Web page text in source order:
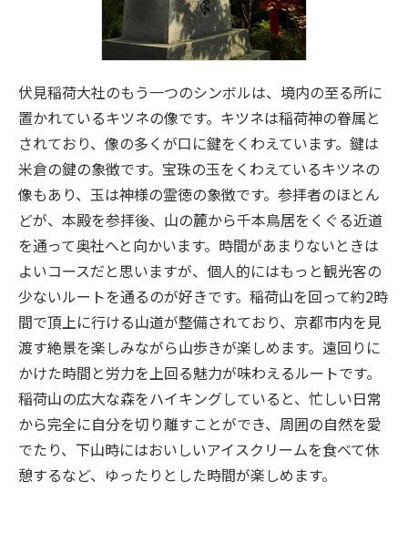
伏見稲荷大社のもう一つのシンボルは、境内の至る所に
置かれているキツネの像です。キツネは稲荷神の眷属と
されており、像の多くが口に鍵をくわえています。鍵は
米倉の鍵の象徴です。宝珠の玉をくわえているキツネの
像もあり、玉は神様の霊徳の象徴です。参拝者のほとん
どが、本殿を参拝後、山の麓から千本鳥居をくぐる近道
を通って奥社へと向かいます。時間があまりないときは
よいコースだと思いますが、個人的にはもっと観光客の
少ないルートを通るのが好きです。稲荷山を回って約2時
間で頂上に行ける山道が整備されており、京都市内を見
渡す絶景を楽しみながら山歩きが楽しめます。遠回りに
かけた時間と労力を上回る魅力が味わえるルートです。
稲荷山の広大な森をハイキングしていると、忙しい日常
から完全に自分を切り離すことができ、周囲の自然を愛
でたり、下山時にはおいしいアイスクリームを食べて休
憩するなど、ゆったりとした時間が楽しめます。